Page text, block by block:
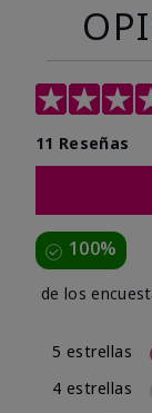
11 Reseñas
100%
de los
5 estrellas
4 estrellas